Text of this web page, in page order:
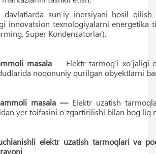
davlatlarda sunʼiy inersiyani hosil qilish
innovatsion texnologiyalarni energetika
Super Kondensatorlar).
masala— Elektr tarmog‘i xo‘jaligi
noqonuniy qurilgan obyektlarni
masala — Elektr uzatish
yer toifasini o‘zgartirilishi bilan bog‘liq
elektr uzatish tarmoqlari va